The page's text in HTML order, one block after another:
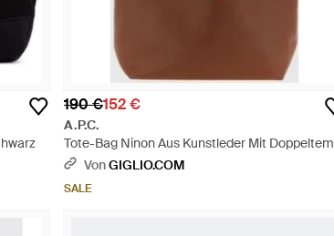
190 €152 €
A.P.C.
Tote-Bag Ninon Aus Kunstleder Mit Doppeltem
Henkel Und Logodruck - Braun
VonGIGLIO.COM
SALE